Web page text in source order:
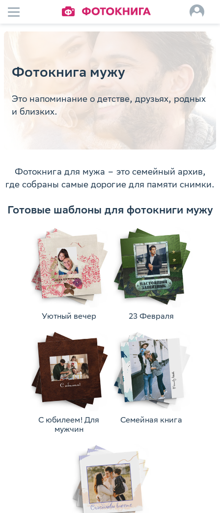
Фотокнига мужу
Это напоминание о детстве, друзьях, родных
и близких.
Фотокнига для мужа – это семейный архив,
где собраны самые дорогие для памяти снимки.
Готовые шаблоны для фотокниги мужу
Уютный вечер 23 Февраля
С юбилеем! Для
мужчин
Семейная книга